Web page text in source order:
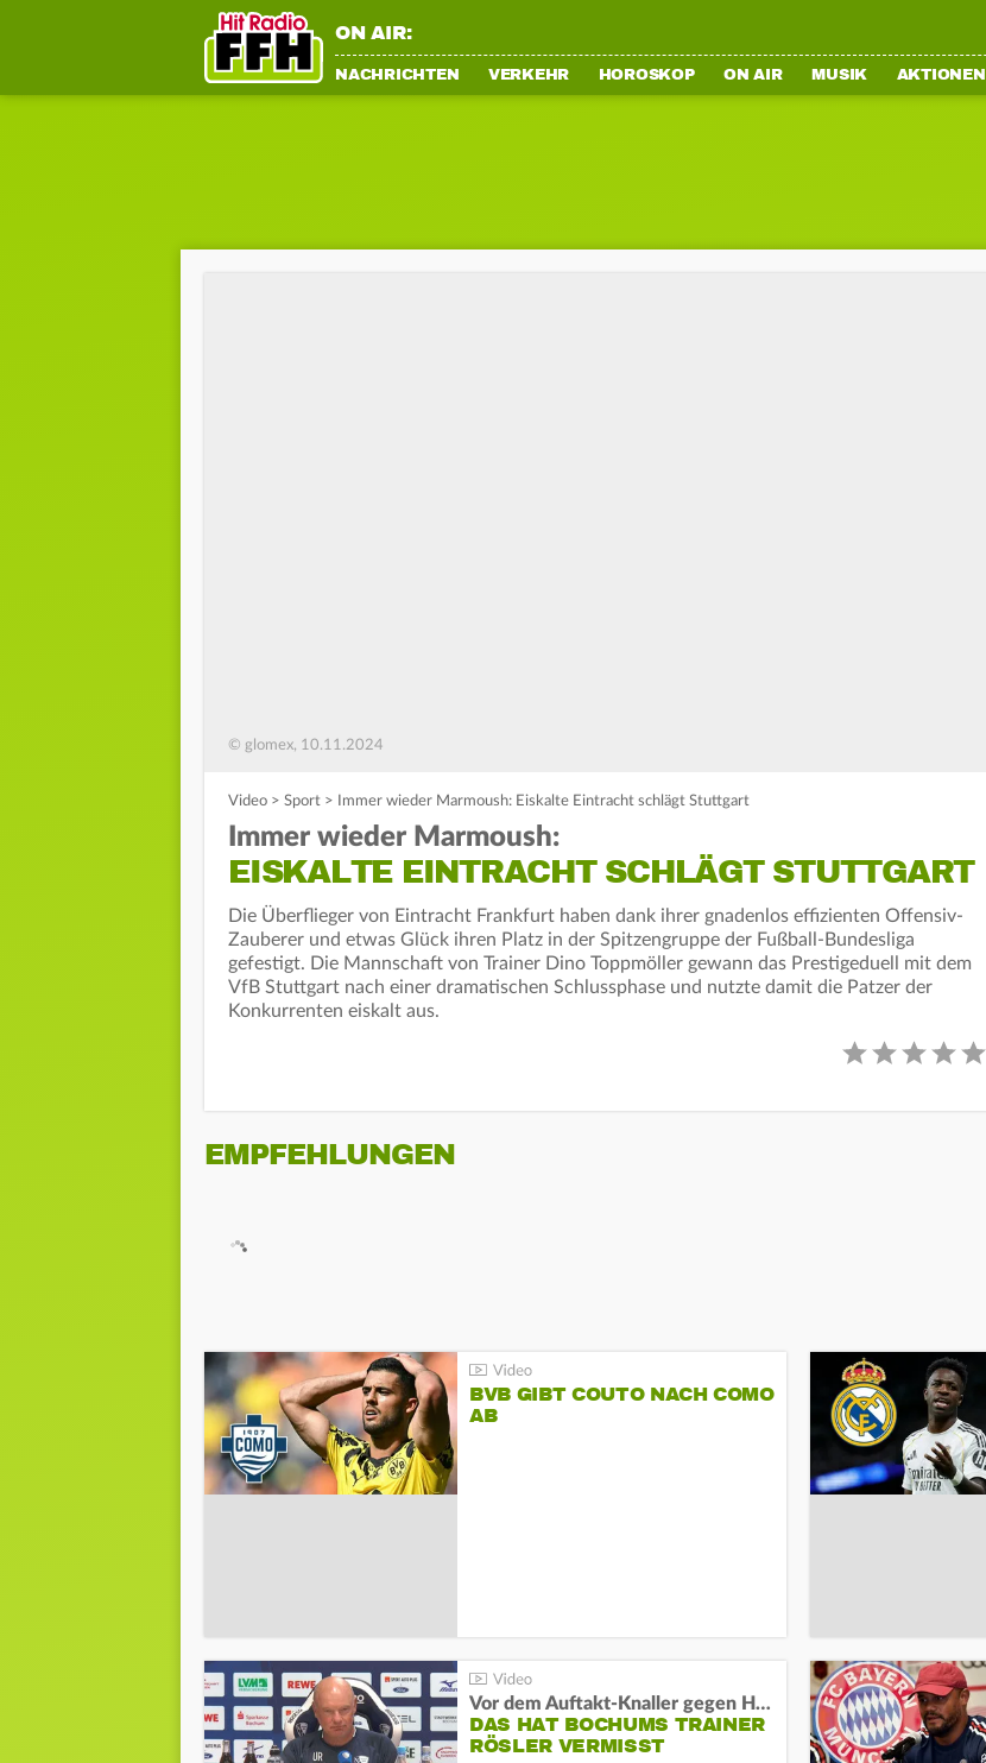
ON AIR:
NACHRICHTEN VERKEHR HOROSKOP ON AIR MUSIK AKTIONEN
© glomex, 10.11.2024
Video > Sport > Immer wieder Marmoush: Eiskalte Eintracht schlägt Stuttgart
Immer wieder Marmoush:
EISKALTE EINTRACHT SCHLÄGT STUTTGART
Die Überflieger von Eintracht Frankfurt haben dank ihrer gnadenlos effizienten Offensiv-
Zauberer und etwas Glück ihren Platz in der Spitzengruppe der Fußball-Bundesliga
gefestigt. Die Mannschaft von Trainer Dino Toppmöller gewann das Prestigeduell mit dem
VfB Stuttgart nach einer dramatischen Schlussphase und nutzte damit die Patzer der
Konkurrenten eiskalt aus.
EMPFEHLUNGEN
BVB GIBT COUTO NACH COMO
AB
Vor dem Auftakt-Knaller gegen Hertha:
DAS HAT BOCHUMS TRAINER
RÖSLER VERMISST